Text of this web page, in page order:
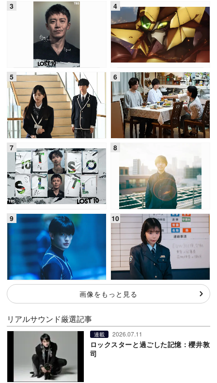
画像をもっと見る
リアルサウンド厳選記事
連載 2026.07.11
ロックスターと過ごした記憶：櫻井敦
司